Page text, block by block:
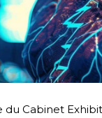
du Cabinet